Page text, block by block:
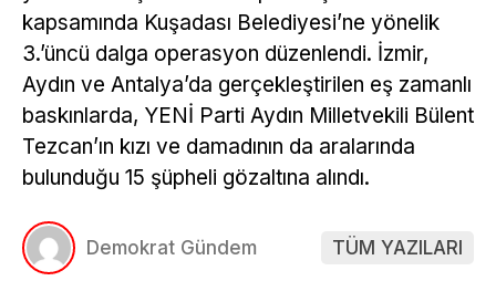
kapsamında Kuşadası Belediyesi’ne yönelik
3.’üncü dalga operasyon düzenlendi. İzmir,
Aydın ve Antalya’da gerçekleştirilen eş zamanlı
baskınlarda, YENİ Parti Aydın Milletvekili Bülent
Tezcan’ın kızı ve damadının da aralarında
bulunduğu 15 şüpheli gözaltına alındı.
Demokrat Gündem TÜM YAZILARI